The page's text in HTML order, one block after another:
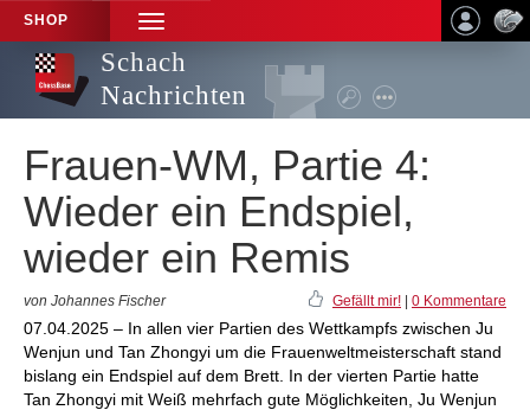
SHOP
TOGGLE
NAVIGATION
Schach
Nachrichten
Frauen-WM, Partie 4:
Wieder ein Endspiel,
wieder ein Remis
von Johannes Fischer Gefällt mir! 0 Kommentare
07.04.2025 – In allen vier Partien des Wettkampfs zwischen Ju
Wenjun und Tan Zhongyi um die Frauenweltmeisterschaft stand
bislang ein Endspiel auf dem Brett. In der vierten Partie hatte
Tan Zhongyi mit Weiß mehrfach gute Möglichkeiten, Ju Wenjun